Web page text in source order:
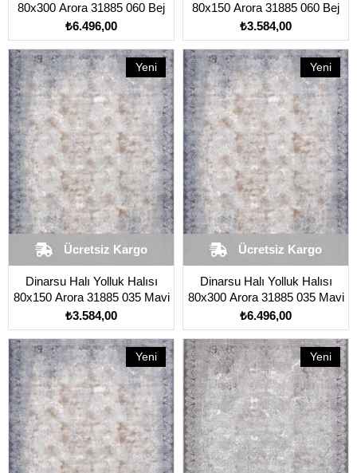
80x300 Arora 31885 060 Bej
₺6.496,00
80x150 Arora 31885 060 Bej
₺3.584,00
Dinarsu Halı Yolluk Halısı
80x150 Arora 31885 035 Mavi
₺3.584,00
Ücretsiz Kargo
Yeni
Ürün
Dinarsu Halı Yolluk Halısı
80x300 Arora 31885 035 Mavi
₺6.496,00
Ücretsiz Kargo
Yeni
Ürün
Yeni
Ürün
Yeni
Ürün